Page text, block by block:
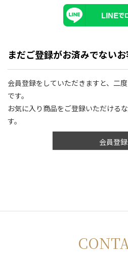
まだご登録がお済みでない
会員登録をしていただきますと、二
です。
お気に入り商品をご登録いただける
す。
会員登録